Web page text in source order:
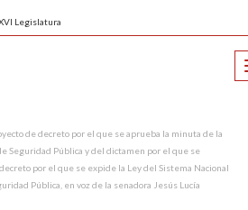
Legislatura
de decreto por el que se aprueba la minuta de la
Seguridad Pública y del dictamen por el que se
por el que se expide la Ley del Sistema Nacional
Pública, en voz de la senadora Jesús Lucía